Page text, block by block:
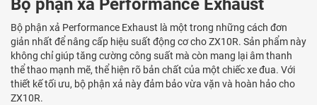
Bộ phận xả Performance Exhaust
Bộ phận xả Performance Exhaust là một trong những cách đơn
giản nhất để nâng cấp hiệu suất động cơ cho ZX10R. Sản phẩm này
không chỉ giúp tăng cường công suất mà còn mang lại âm thanh
thể thao mạnh mẽ, thể hiện rõ bản chất của một chiếc xe đua. Với
thiết kế tối ưu, bộ phận xả này đảm bảo vừa vặn và hoàn hảo cho
ZX10R.